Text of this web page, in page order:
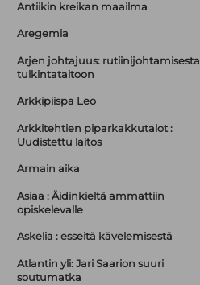
Antiikin kreikan maailma
Aregemia
Arjen johtajuus: rutiinijohtamisesta
tulkintataitoon
Arkkipiispa Leo
Arkkitehtien piparkakkutalot :
Uudistettu laitos
Armain aika
Asiaa : Äidinkieltä ammattiin
opiskelevalle
Askelia : esseitä kävelemisestä
Atlantin yli: Jari Saarion suuri
soutumatka